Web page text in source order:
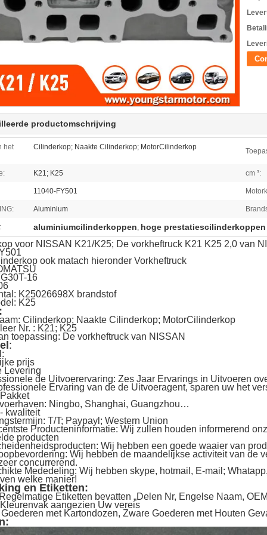
productomschrijving
het Cilinderkop; Naakte Cilinderkop; MotorCilinderkop
K21; K25 cm ³:
11040-FY501
Aluminium
aluminiumcilinderkoppen, hoge prestatiescilinderkoppen
voor NISSAN K21/K25; De vorkheftruck K21 K25 2,0 van
ook matach hieronder Vorkheftruck
16
K25026698X brandstof
K25
Cilinderkop; Naakte Cilinderkop; MotorCilinderkop
Nr. : K21; K25
toepassing: De vorkheftruck van NISSAN
:
prijs
Levering
de Uitvoerervaring: Zes Jaar Ervarings in Uitvoeren
Ervaring van de de Uitvoeragent, sparen uw het
Ningbo, Shanghai, Guangzhou…
kwaliteit
T/T; Paypayl; Western Union
Producteninformatie: Wij zullen houden informerend
producten
Wij hebben een goede waaier van
Wij hebben de maandelijkse activiteit van de
concurrerend.
Mededeling: Wij hebben skype, hotmail, E-mail;
welke manier!
en Etiketten:
Etiketten bevatten „Delen Nr, Engelse Naam,
aangezien Uw vereis
met Kartondozen, Zware Goederen met Houten